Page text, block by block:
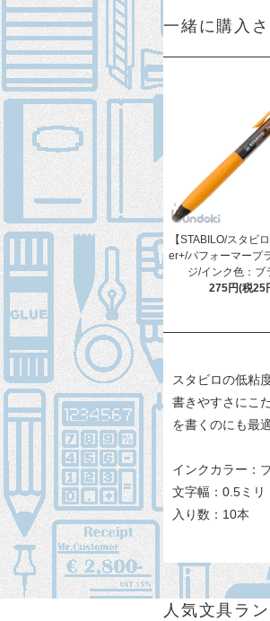
一緒に購入
【STABILO/スタビ
er+/パフォーマープ
ジ/インク色：ブ
275円(税25
スタビロの低粘
書きやすさにこ
を書くのにも最
インクカラー：
文字幅：0.5ミリ
入り数：10本
人気文具ラ